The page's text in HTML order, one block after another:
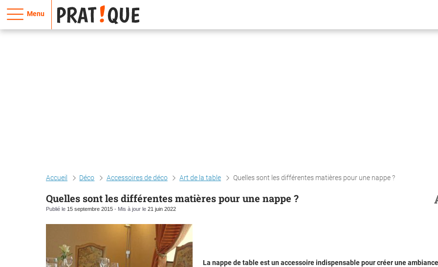
Menu
Accueil Déco Accessoires de déco Art de la table Quelles sont les différentes matières pour une nappe ?
Quelles sont les différentes matières pour une nappe ?
Publié le 15 septembre 2015 - Mis à jour le 21 juin 2022
La nappe de table est un accessoire indispensable pour créer une ambiance